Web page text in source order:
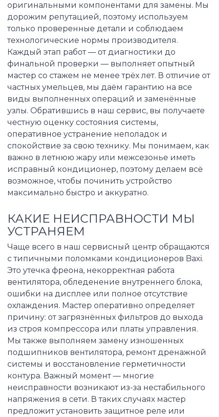
оригинальными компонентами для замены. Мы
дорожим репутацией, поэтому используем
только проверенные детали и соблюдаем
технологические нормы производителя.
Каждый этап работ — от диагностики до
финальной проверки — выполняет опытный
мастер со стажем не менее трёх лет. В отличие от
частных умельцев, мы даём гарантию на все
виды выполненных операций и заменённые
узлы. Обратившись в наш сервис, вы получаете
честную оценку состояния системы,
оперативное устранение неполадок и
спокойствие за свою технику. Мы понимаем, как
важно в летнюю жару или межсезонье иметь
исправный кондиционер, поэтому делаем всё
возможное, чтобы починить устройство
максимально быстро и аккуратно.
КАКИЕ НЕИСПРАВНОСТИ МЫ
УСТРАНЯЕМ
Чаще всего в наш сервисный центр обращаются
с типичными поломками кондиционеров Baxi.
Это утечка фреона, некорректная работа
вентилятора, обледенение внутреннего блока,
ошибки на дисплее или полное отсутствие
охлаждения. Мастер оперативно определяет
причину: от загрязнённых фильтров до выхода
из строя компрессора или платы управления.
Мы также выполняем замену изношенных
подшипников вентилятора, ремонт дренажной
системы и восстановление герметичности
контура. Важный момент — многие
неисправности возникают из-за нестабильного
напряжения в сети. В таких случаях мастер
предложит установить защитное реле или